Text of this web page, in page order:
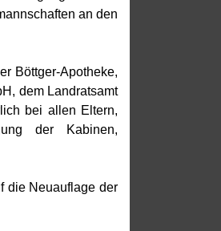
an den
Böttger-Apotheke,
dem Landratsamt
bei allen Eltern,
der Kabinen,
die Neuauflage der